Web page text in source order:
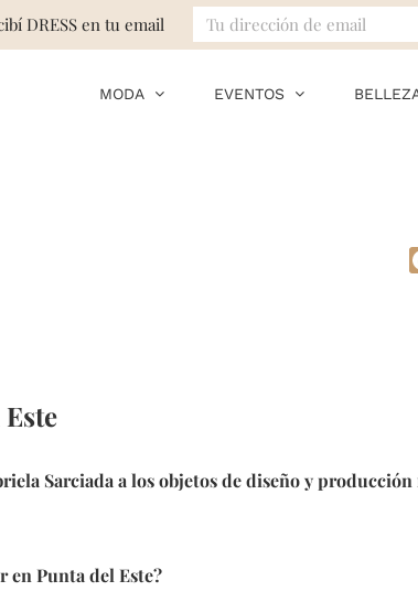
MODA EVENTOS
Sarciada a los objetos de diseño y
Punta del Este?
DRESS en tu email